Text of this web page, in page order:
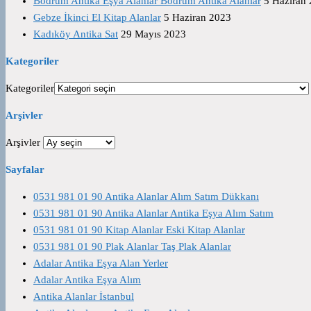
Gebze İkinci El Kitap Alanlar 5 Haziran 2023
Kadıköy Antika Sat 29 Mayıs 2023
Kategoriler
Kategoriler
Arşivler
Arşivler
Sayfalar
0531 981 01 90 Antika Alanlar Alım Satım Dükkanı
0531 981 01 90 Antika Alanlar Antika Eşya Alım Satım
0531 981 01 90 Kitap Alanlar Eski Kitap Alanlar
0531 981 01 90 Plak Alanlar Taş Plak Alanlar
Adalar Antika Eşya Alan Yerler
Adalar Antika Eşya Alım
Antika Alanlar İstanbul